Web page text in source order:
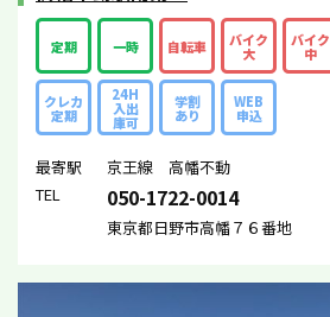
定期 一時 自転車 バイク
大
バイク
中
クレカ
定期
24H
入出
庫可
学割
あり
WEB
申込
最寄駅
京王線 高幡不動
TEL
050-1722-0014
東京都日野市高幡７６番地